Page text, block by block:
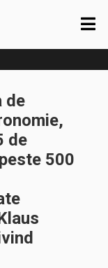
de
de
500